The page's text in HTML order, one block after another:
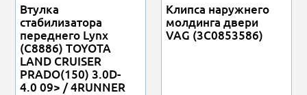
Втулка
стабилизатора
переднего Lynx
(C8886) TOYOTA
LAND CRUISER
PRADO(150) 3.0D-
4.0 09> / 4RUNNER
Клипса наружнего
молдинга двери
VAG (3C0853586)